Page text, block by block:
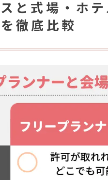
と式場・ホ
徹底比較